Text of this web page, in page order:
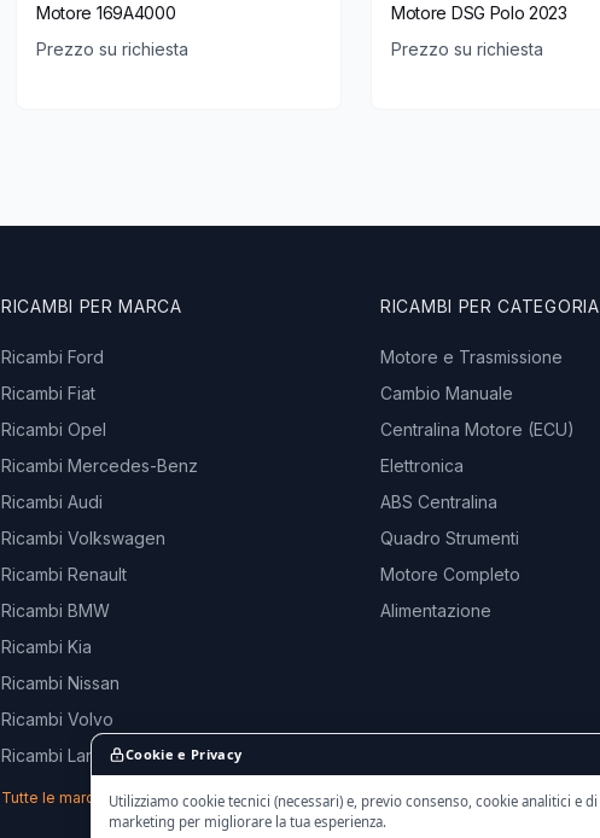
Motore 169A4000
Prezzo su richiesta
Motore DSG Polo 2023
Prezzo su richiesta
RICAMBI PER MARCA
Ricambi Ford
Ricambi Fiat
Ricambi Opel
Ricambi Mercedes-Benz
Ricambi Audi
Ricambi Volkswagen
Ricambi Renault
Ricambi BMW
Ricambi Kia
Ricambi Nissan
Ricambi Volvo
Ricambi Land Rover
Tutte le marche →
RICAMBI PER CATEGORIA
Motore e Trasmissione
Cambio Manuale
Centralina Motore (ECU)
Elettronica
ABS Centralina
Quadro Strumenti
Motore Completo
Alimentazione
Cookie e Privacy
Utilizziamo cookie tecnici (necessari) e, previo consenso, cookie analitici e di
marketing per migliorare la tua esperienza.